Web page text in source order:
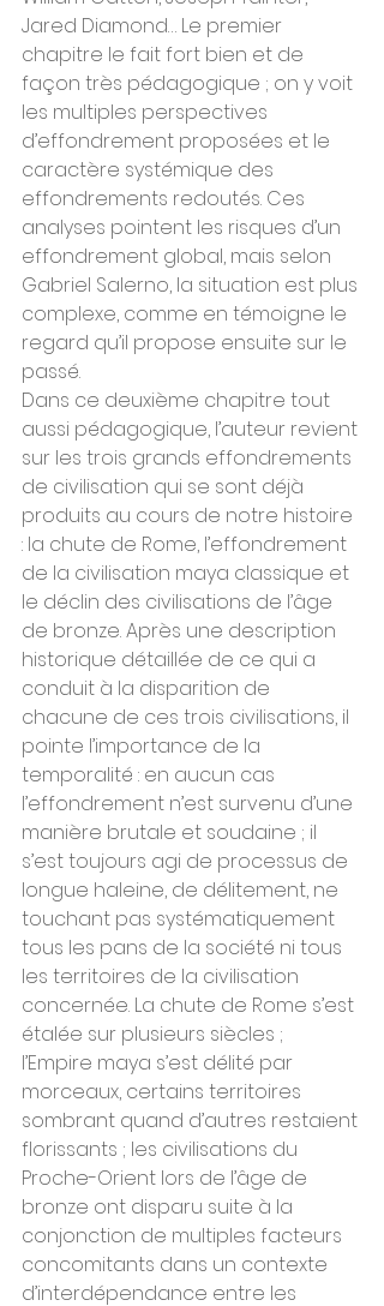
Jared Diamond… Le premier
chapitre le fait fort bien et de
façon très pédagogique ; on y voit
les multiples perspectives
d’effondrement proposées et le
caractère systémique des
effondrements redoutés. Ces
analyses pointent les risques d’un
effondrement global, mais selon
Gabriel Salerno, la situation est plus
complexe, comme en témoigne le
regard qu’il propose ensuite sur le
passé.
Dans ce deuxième chapitre tout
aussi pédagogique, l’auteur revient
sur les trois grands effondrements
de civilisation qui se sont déjà
produits au cours de notre histoire
: la chute de Rome, l’effondrement
de la civilisation maya classique et
le déclin des civilisations de l’âge
de bronze. Après une description
historique détaillée de ce qui a
conduit à la disparition de
chacune de ces trois civilisations, il
pointe l’importance de la
temporalité : en aucun cas
l’effondrement n’est survenu d’une
manière brutale et soudaine ; il
s’est toujours agi de processus de
longue haleine, de délitement, ne
touchant pas systématiquement
tous les pans de la société ni tous
les territoires de la civilisation
concernée. La chute de Rome s’est
étalée sur plusieurs siècles ;
l’Empire maya s’est délité par
morceaux, certains territoires
sombrant quand d’autres restaient
florissants ; les civilisations du
Proche-Orient lors de l’âge de
bronze ont disparu suite à la
conjonction de multiples facteurs
concomitants dans un contexte
d’interdépendance entre les